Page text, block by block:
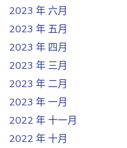
2023 年 六月
2023 年 五月
2023 年 四月
2023 年 三月
2023 年 二月
2023 年 一月
2022 年 十一月
2022 年 十月